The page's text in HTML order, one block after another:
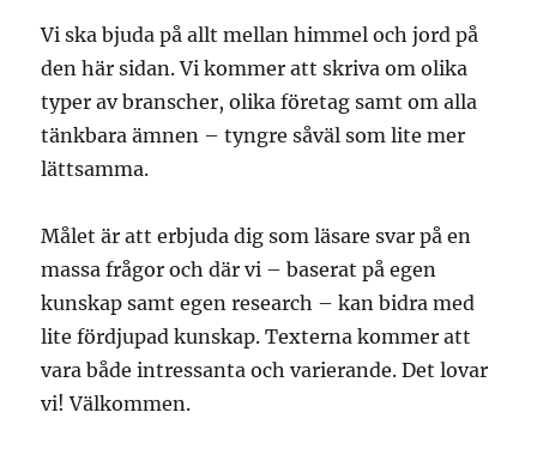
Vi ska bjuda på allt mellan himmel och jord på
den här sidan. Vi kommer att skriva om olika
typer av branscher, olika företag samt om alla
tänkbara ämnen – tyngre såväl som lite mer
lättsamma.
Målet är att erbjuda dig som läsare svar på en
massa frågor och där vi – baserat på egen
kunskap samt egen research – kan bidra med
lite fördjupad kunskap. Texterna kommer att
vara både intressanta och varierande. Det lovar
vi! Välkommen.